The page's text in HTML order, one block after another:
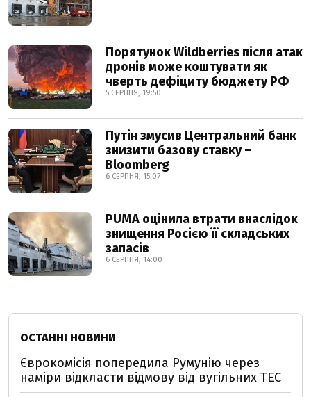
Порятунок Wildberries після атак
дронів може коштувати як
чверть дефіциту бюджету РФ
5 СЕРПНЯ, 19:50
Путін змусив Центральний банк
знизити базову ставку –
Bloomberg
6 СЕРПНЯ, 15:07
PUMA оцінила втрати внаслідок
знищення Росією її складських
запасів
6 СЕРПНЯ, 14:00
ОСТАННІ НОВИНИ
Єврокомісія попередила Румунію через
наміри відкласти відмову від вугільних ТЕС